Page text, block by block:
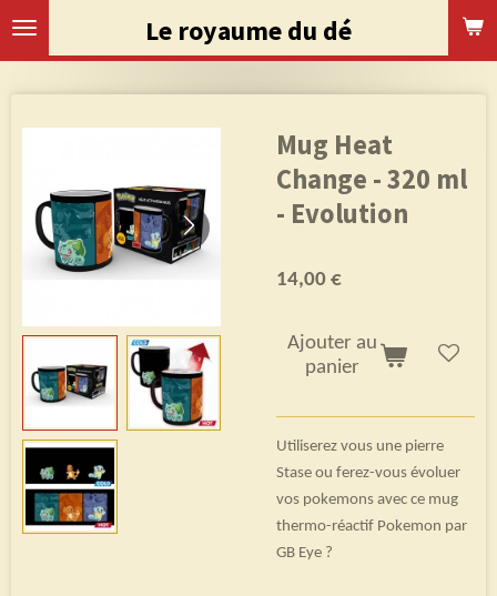
Passer
Le royaume du dé
Mug Heat
Change - 320 ml
- Evolution
14,00 €
Ajouter au
panier
Utiliserez vous une pierre
Stase ou ferez-vous évoluer
vos pokemons avec ce mug
thermo-réactif Pokemon par
GB Eye ?